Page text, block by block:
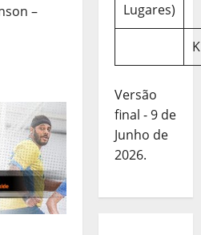
–
Lugares)
Versão
final - 9 de
Junho de
2026.